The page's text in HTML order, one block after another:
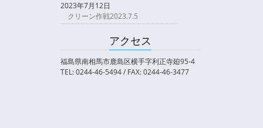
2023年7月12日
クリーン作戦2023.7.5
アクセス
福島県南相馬市鹿島区横手字利正寺廹95-4
TEL: 0244-46-5494 / FAX: 0244-46-3477